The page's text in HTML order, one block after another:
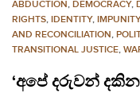
ABDUCTION, DEMOCRACY,
RIGHTS, IDENTITY, IMPUNITY
AND RECONCILIATION,
TRANSITIONAL JUSTICE,
‘අපේ දරුවන්